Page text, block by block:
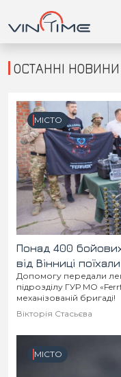
Головна
Війна
Новини
Кримінал
Здоров'я
Приватна думка
В кулуарах
Місто
Життя
ОСТАННІ
МІСТО
Понад 400
від Вінниці
Допомогу передали
підрозділу ГУР МО
механізованій бригаді!
Вікторія Стасьєва
МІСТО